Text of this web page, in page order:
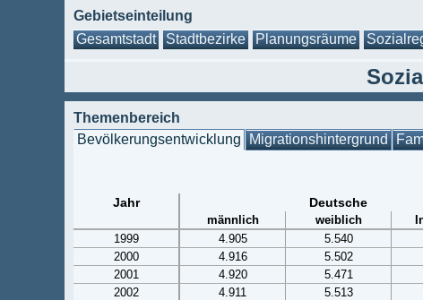
Gebietseinteilung
Gesamtstadt
Stadtbezirke Planungsräume
Themenbereich
Bevölkerungsentwicklung Migrationshintergrund
Jahr Deutsche
männlich weiblich
1999
4.905 5.540
2000
4.916 5.502
2001
4.920 5.471
2002
4.911 5.513